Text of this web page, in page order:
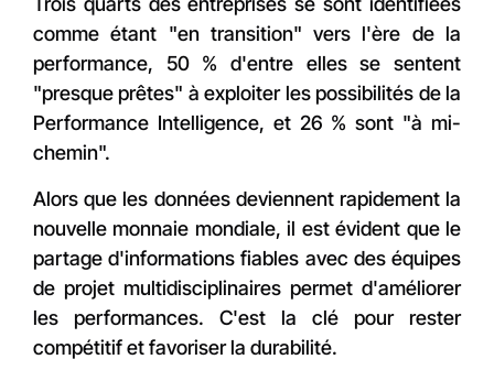
comme étant "en transition" vers l'ère de la
performance, 50 % d'entre elles se sentent
"presque prêtes" à exploiter les possibilités de la
Performance Intelligence, et 26 % sont "à mi-
chemin".
Alors que les données deviennent rapidement la
nouvelle monnaie mondiale, il est évident que le
partage d'informations fiables avec des équipes
de projet multidisciplinaires permet d'améliorer
les performances. C'est la clé pour rester
compétitif et favoriser la durabilité.